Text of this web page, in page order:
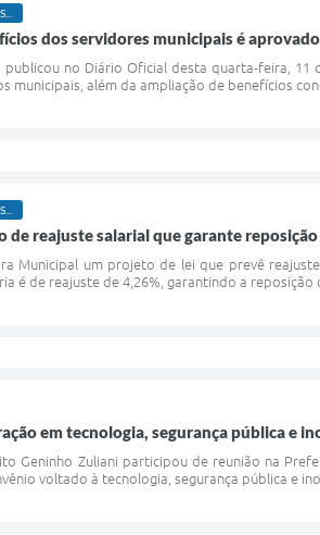
dos servidores municipais é aprovado
no Diário Oficial desta quarta-feira,
municipais, além da ampliação de benefícios
reajuste salarial que garante
Municipal um projeto de lei que prevê
é de reajuste de 4,26%, garantindo a
em tecnologia, segurança pública e
Geninho Zuliani participou de reunião na
voltado à tecnologia, segurança pública e